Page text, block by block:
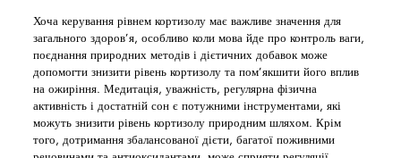
Хоча керування рівнем кортизолу має важливе значення для
загального здоров’я, особливо коли мова йде про контроль ваги,
поєднання природних методів і дієтичних добавок може
допомогти знизити рівень кортизолу та пом’якшити його вплив
на ожиріння. Медитація, уважність, регулярна фізична
активність і достатній сон є потужними інструментами, які
можуть знизити рівень кортизолу природним шляхом. Крім
того, дотримання збалансованої дієти, багатої поживними